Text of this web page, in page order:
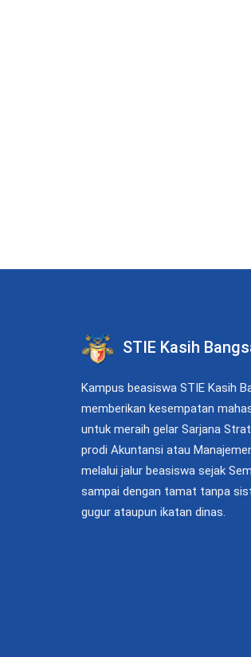
STIE Kasih
Kampus beasiswa STIE Kasih
memberikan kesempatan
untuk meraih gelar Sarjana
prodi Akuntansi atau
melalui jalur beasiswa sejak
sampai dengan tamat tanpa
gugur ataupun ikatan dinas.